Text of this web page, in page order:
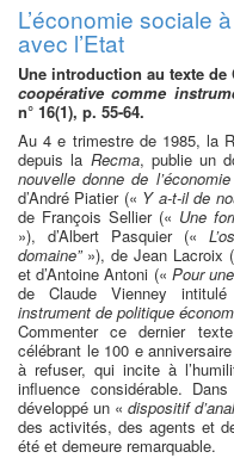
L’économie sociale
avec l’Etat
Une introduction au texte de
coopérative comme
n° 16(1), p. 55-64.
Au 4 e trimestre de 1985, la
depuis la Recma, publie un
nouvelle donne de l’économie
d’André Piatier (« Y a-t-il de
de François Sellier (« Une
»), d’Albert Pasquier («
domaine”»), de Jean Lacroix
et d’Antoine Antoni (« Pour
de Claude Vienney
instrument de politique
Commenter ce dernier
célébrant le 100 e
à refuser, qui incite à
influence considérable.
développé un «dispositif
des activités, des agents et
été et demeure remarquable.